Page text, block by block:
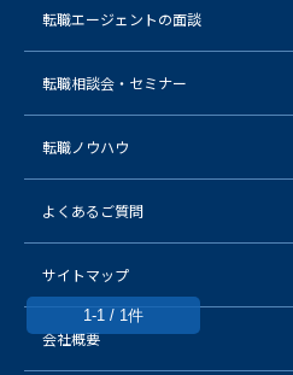
1-1 / 1件
転職エージェントの面談
転職相談会・セミナー
転職ノウハウ
よくあるご質問
サイトマップ
会社概要